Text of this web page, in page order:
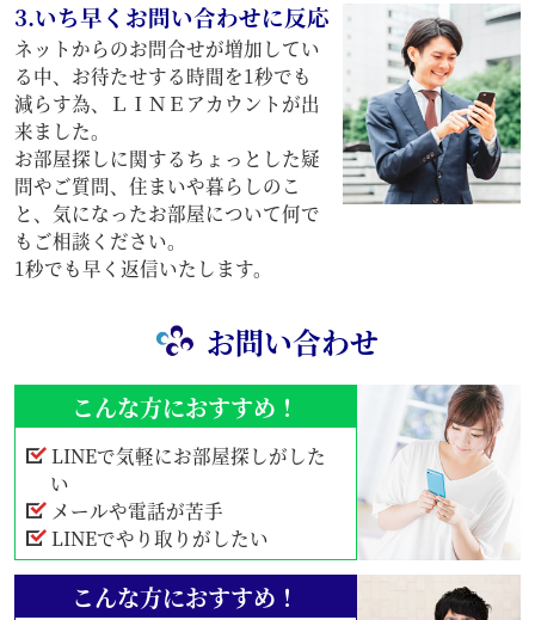
3.いち早くお問い合わせに反応
ネットからのお問合せが増加してい
る中、お待たせする時間を1秒でも
減らす為、ＬＩＮＥアカウントが出
来ました。
お部屋探しに関するちょっとした疑
問やご質問、住まいや暮らしのこ
と、気になったお部屋について何で
もご相談ください。
1秒でも早く返信いたします。
お問い合わせ
こんな方におすすめ！
LINEで気軽にお部屋探しがした
い
メールや電話が苦手
LINEでやり取りがしたい
こんな方におすすめ！